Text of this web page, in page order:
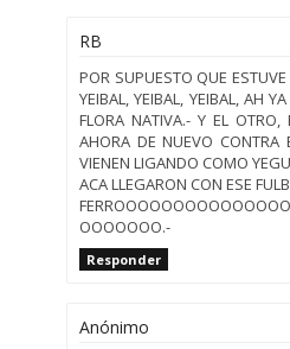
RB
POR SUPUESTO QUE
YEIBAL, YEIBAL, YEIBAL, AH
FLORA NATIVA.- Y EL
AHORA DE NUEVO CONTRA
VIENEN LIGANDO COMO
ACA LLEGARON CON ESE
OOOOOOO.-
Responder
Anónimo